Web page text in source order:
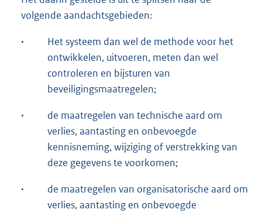
volgende aandachtsgebieden:
·
Het systeem dan wel de methode voor het
ontwikkelen, uitvoeren, meten dan wel
controleren en bijsturen van
beveiligingsmaatregelen;
·
de maatregelen van technische aard om
verlies, aantasting en onbevoegde
kennisneming, wijziging of verstrekking van
deze gegevens te voorkomen;
·
de maatregelen van organisatorische aard om
verlies, aantasting en onbevoegde